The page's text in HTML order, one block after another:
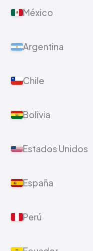
México
Argentina
Chile
Bolivia
Estados Unidos
España
Perú